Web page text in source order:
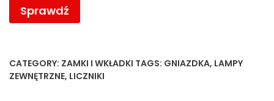
Sprawdź
CATEGORY: ZAMKI I WKŁADKI TAGS: GNIAZDKA, LAMPY
ZEWNĘTRZNE, LICZNIKI